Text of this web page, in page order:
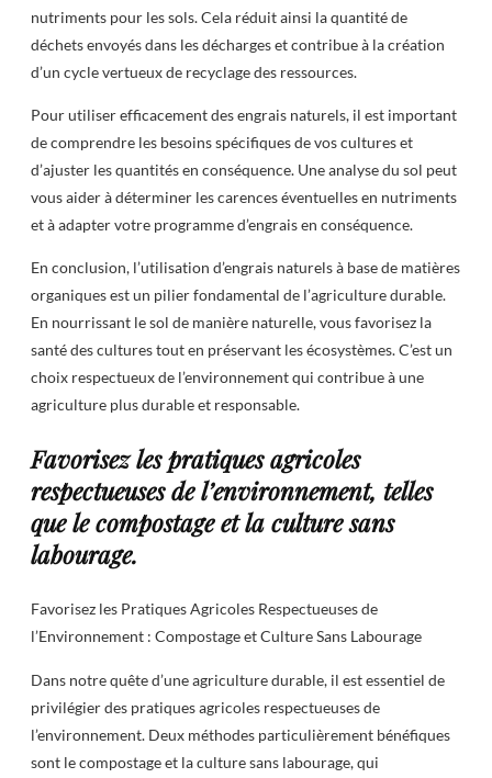
nutriments pour les sols. Cela réduit ainsi la quantité de
déchets envoyés dans les décharges et contribue à la création
d’un cycle vertueux de recyclage des ressources.
Pour utiliser efficacement des engrais naturels, il est important
de comprendre les besoins spécifiques de vos cultures et
d’ajuster les quantités en conséquence. Une analyse du sol peut
vous aider à déterminer les carences éventuelles en nutriments
et à adapter votre programme d’engrais en conséquence.
En conclusion, l’utilisation d’engrais naturels à base de matières
organiques est un pilier fondamental de l’agriculture durable.
En nourrissant le sol de manière naturelle, vous favorisez la
santé des cultures tout en préservant les écosystèmes. C’est un
choix respectueux de l’environnement qui contribue à une
agriculture plus durable et responsable.
Favorisez les pratiques agricoles
respectueuses de l’environnement, telles
que le compostage et la culture sans
labourage.
Favorisez les Pratiques Agricoles Respectueuses de
l’Environnement : Compostage et Culture Sans Labourage
Dans notre quête d’une agriculture durable, il est essentiel de
privilégier des pratiques agricoles respectueuses de
l’environnement. Deux méthodes particulièrement bénéfiques
sont le compostage et la culture sans labourage, qui